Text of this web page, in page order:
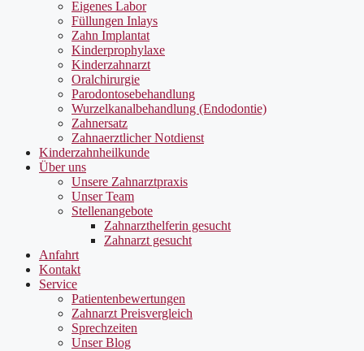
Eigenes Labor
Füllungen Inlays
Zahn Implantat
Kinderprophylaxe
Kinderzahnarzt
Oralchirurgie
Parodontosebehandlung
Wurzelkanalbehandlung (Endodontie)
Zahnersatz
Zahnaerztlicher Notdienst
Kinderzahnheilkunde
Über uns
Unsere Zahnarztpraxis
Unser Team
Stellenangebote
Zahnarzthelferin gesucht
Zahnarzt gesucht
Anfahrt
Kontakt
Service
Patientenbewertungen
Zahnarzt Preisvergleich
Sprechzeiten
Unser Blog